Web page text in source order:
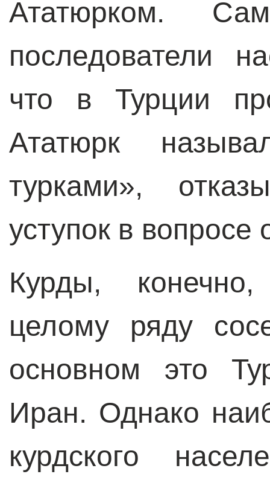
Ататюрком.
последователи
что в Турции
Ататюрк
турками»,
уступок в вопросе
Курды,
целому ряду
основном это
Иран. Однако
курдского